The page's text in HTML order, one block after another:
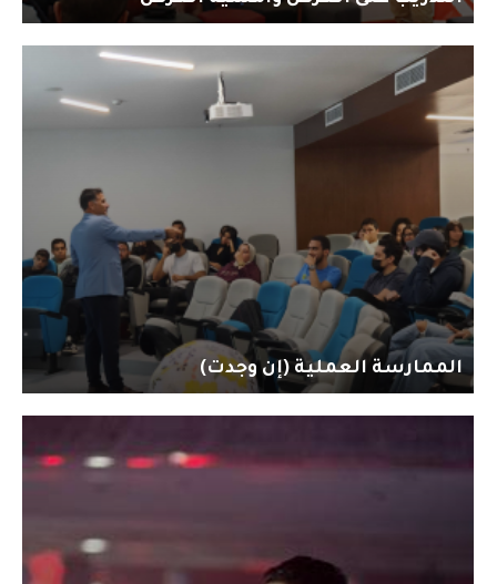
الممارسة العملية (إن وجدت)